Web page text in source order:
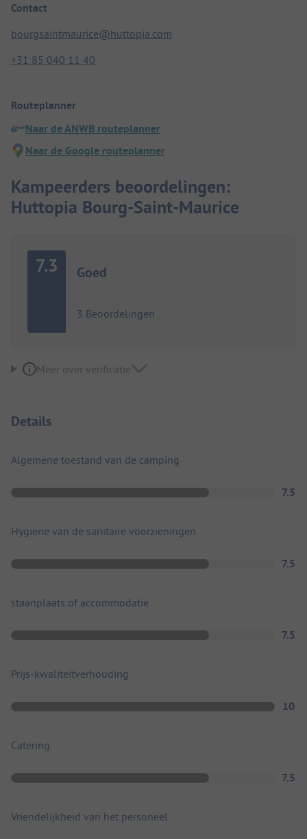
Contact
bourgsaintmaurice@huttopia.com
+31 85 040 11 40
Routeplanner
Naar de ANWB routeplanner
Naar de Google routeplanner
Kampeerders beoordelingen:
Huttopia Bourg-Saint-Maurice
7.3 Goed
3 Beoordelingen
Meer over verificatie
Details
Algemene toestand van de camping
7.5
Hygiëne van de sanitaire voorzieningen
7.5
staanplaats of accommodatie
7.5
Prijs-kwaliteitverhouding
10
Catering
7.5
Vriendelijkheid van het personeel